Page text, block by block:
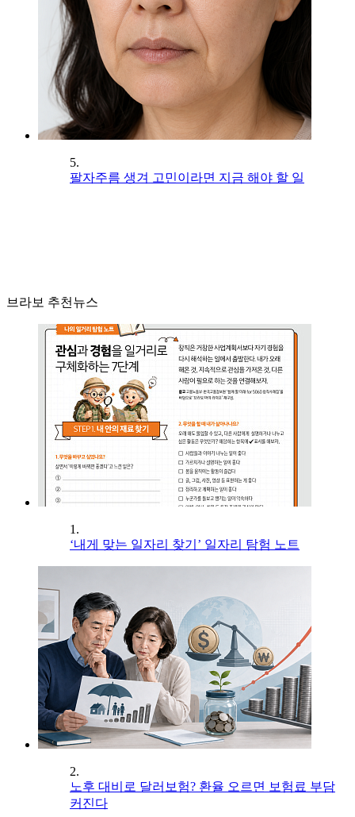
5.
팔자주름 생겨 고민이라면 지금 해야 할 일
브라보 추천뉴스
1.
‘내게 맞는 일자리 찾기’ 일자리 탐험 노트
2.
노후 대비로 달러보험? 환율 오르면 보험료 부담
커진다